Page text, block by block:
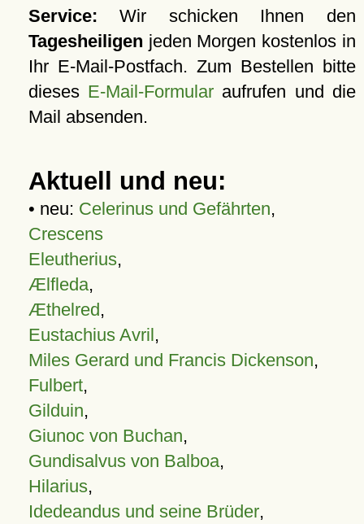
Service: Wir schicken Ihnen den
Tagesheiligen jeden Morgen kostenlos in
Ihr E-Mail-Postfach. Zum Bestellen bitte
dieses E-Mail-Formular aufrufen und die
Mail absenden.
Aktuell und neu:
• neu: Celerinus und Gefährten,
Crescens
Eleutherius,
Ælfleda,
Æthelred,
Eustachius Avril,
Miles Gerard und Francis Dickenson,
Fulbert,
Gilduin,
Giunoc von Buchan,
Gundisalvus von Balboa,
Hilarius,
Idedeandus und seine Brüder,